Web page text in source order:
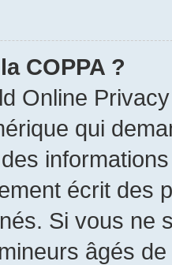
COPPA ?
Online
qui
écrit des
Si vous ne
âgés